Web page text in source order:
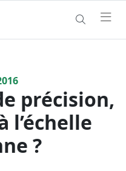
précision,
l’échelle
?